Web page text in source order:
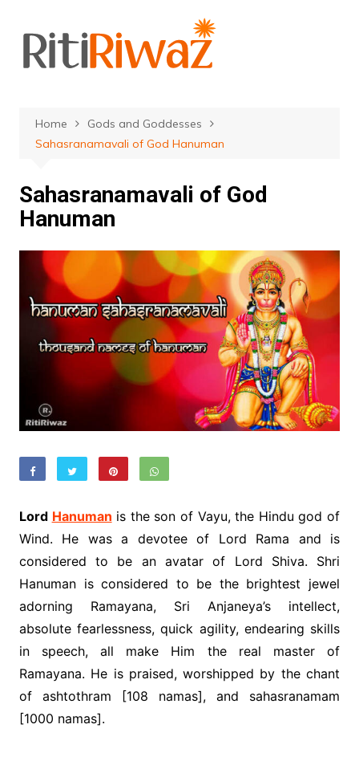
content
Home
Gods and Goddesses
Sahasranamavali of God Hanuman
Sahasranamavali of God
Hanuman
Lord Hanuman is the son of Vayu, the Hindu god of
Wind. He was a devotee of Lord Rama and is
considered to be an avatar of Lord Shiva. Shri
Hanuman is considered to be the brightest jewel
adorning Ramayana, Sri Anjaneya’s intellect,
absolute fearlessness, quick agility, endearing skills
in speech, all make Him the real master of
Ramayana. He is praised, worshipped by the chant
of ashtothram [108 namas], and sahasranamam
[1000 namas].